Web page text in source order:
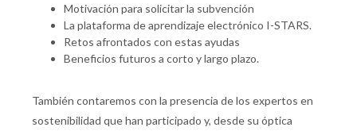
Motivación para solicitar la subvención
La plataforma de aprendizaje electrónico I-STARS.
Retos afrontados con estas ayudas
Beneficios futuros a corto y largo plazo.
También contaremos con la presencia de los expertos en
sostenibilidad que han participado y, desde su óptica